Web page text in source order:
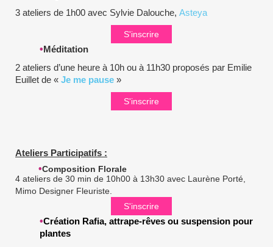
3 ateliers de 1h00 avec Sylvie Dalouche, Asteya
S'inscrire
•Méditation
2 ateliers d’une heure à 10h ou à 11h30 proposés par Emilie
Euillet de « Je me pause »
S'inscrire
Ateliers Participatifs :
•Composition Florale
4 ateliers de 30 min de 10h00 à 13h30 avec Laurène Porté,
Mimo Designer Fleuriste.
S'inscrire
•Création Rafia, attrape-rêves ou suspension pour
plantes